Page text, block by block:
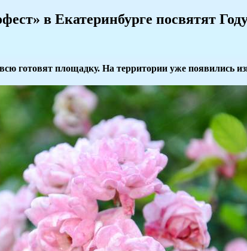
в Екатеринбурге посвятят
готовят площадку. На территории уже появились